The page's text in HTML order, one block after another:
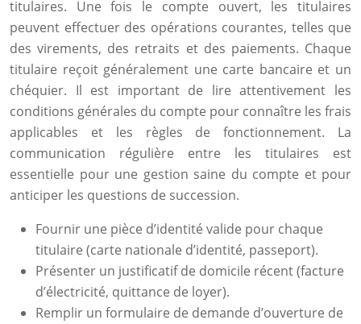
titulaires. Une fois le compte ouvert, les titulaires
peuvent effectuer des opérations courantes, telles que
des virements, des retraits et des paiements. Chaque
titulaire reçoit généralement une carte bancaire et un
chéquier. Il est important de lire attentivement les
conditions générales du compte pour connaître les frais
applicables et les règles de fonctionnement. La
communication régulière entre les titulaires est
essentielle pour une gestion saine du compte et pour
anticiper les questions de succession.
Fournir une pièce d’identité valide pour chaque
titulaire (carte nationale d’identité, passeport).
Présenter un justificatif de domicile récent (facture
d’électricité, quittance de loyer).
Remplir un formulaire de demande d’ouverture de